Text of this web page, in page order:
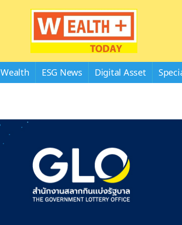
Wealthplustoday
Wealth ESG News Digital Asset